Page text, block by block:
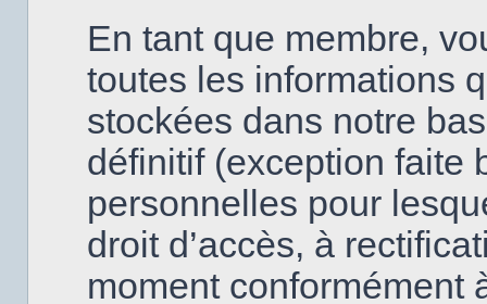
En tant que membre,
toutes les informations
stockées dans notre
définitif (exception faite
personnelles pour
droit d’accès, à
moment conformément